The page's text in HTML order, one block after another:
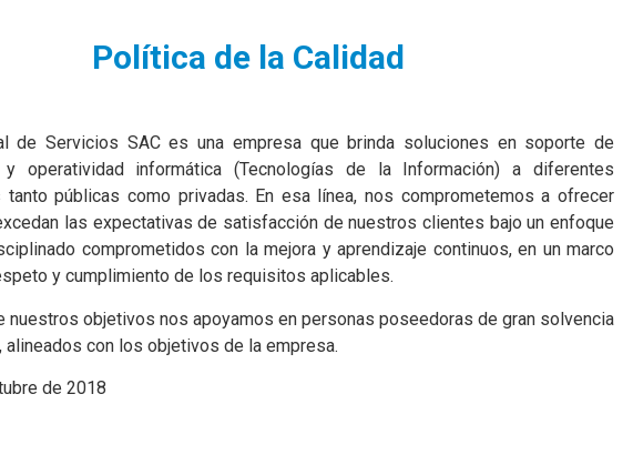
Política de la Calidad
de Servicios SAC es una empresa que brinda soluciones en soporte de
y operatividad informática (Tecnologías de la Información) a diferentes
tanto públicas como privadas. En esa línea, nos comprometemos a ofrecer
las expectativas de satisfacción de nuestros clientes bajo un enfoque
comprometidos con la mejora y aprendizaje continuos, en un marco
y cumplimiento de los requisitos aplicables.
nuestros objetivos nos apoyamos en personas poseedoras de gran solvencia
alineados con los objetivos de la empresa.
de 2018